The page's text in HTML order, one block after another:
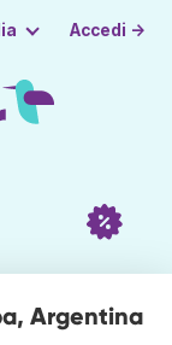
Accedi →
Argentina